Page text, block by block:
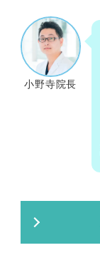
小野寺院長